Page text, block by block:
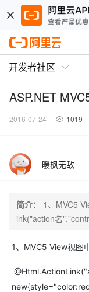
开发者社区
ASP.NET
2016-07-24 1019
暖枫无敌
简介：
1、MVC5
ink("action名
1、MVC5 View视图